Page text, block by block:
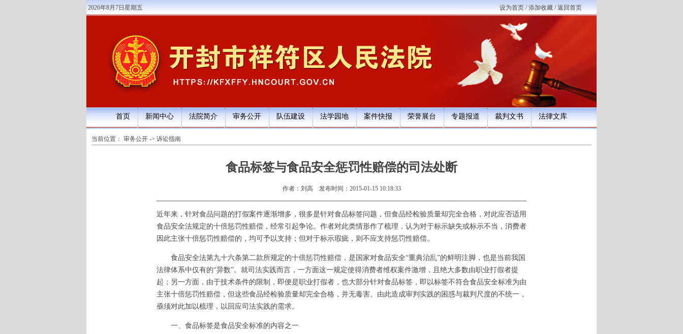
2026年8月7日星期五 设为首页/添加收藏/返回首页
首页 新闻中心 法院简介 审务公开 队伍建设 法学园地 案件快报 荣誉展台 专题报道 裁判文书 法律文库
当前位置： 审务公开 -> 诉讼指南
食品标签与食品安全惩罚性赔偿的司法处断
作者：刘高 发布时间：2015-01-15 10:18:33
近年来，针对食品问题的打假案件逐渐增多，很多是针对食品标签问题，但食品经检验质量却完全合格，对此应否适用
食品安全法规定的十倍惩罚性赔偿，经常引起争论。作者对此类情形作了梳理，认为对于标示缺失或标示不当，消费者
因此主张十倍惩罚性赔偿的，均可予以支持；但对于标示瑕疵，则不应支持惩罚性赔偿。
食品安全法第九十六条第二款所规定的十倍惩罚性赔偿，是国家对食品安全“重典治乱”的鲜明注脚，也是当前我国
法律体系中仅有的“异数”。就司法实践而言，一方面这一规定使得消费者维权案件激增，且绝大多数由职业打假者提
起；另一方面，由于技术条件的限制，即便是职业打假者，也大部分针对食品标签，即以标签不符合食品安全标准为由
主张十倍惩罚性赔偿，但这些食品经检验质量却完全合格，并无毒害。由此造成审判实践的困惑与裁判尺度的不统一，
亟须对此加以梳理，以回应司法实践的需求。
一、食品标签是食品安全标准的内容之一